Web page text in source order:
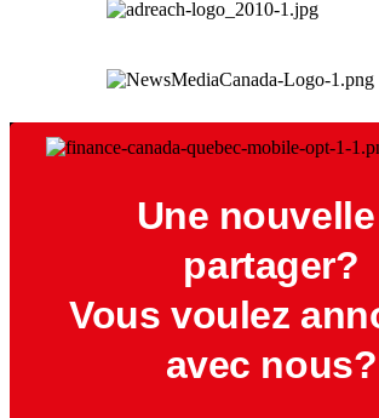
Une
partager?
Vous voulez
avec nous?